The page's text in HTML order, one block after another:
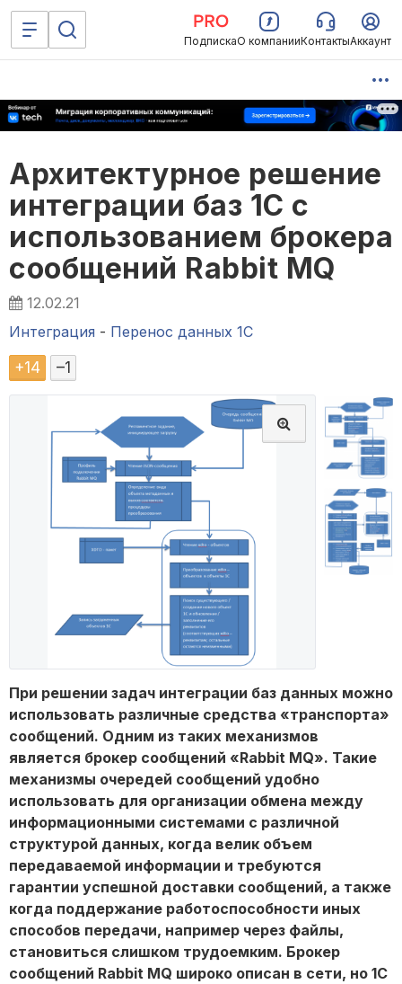
ПодпискаО компанииКонтактыАккаунт
Архитектурное решение
интеграции баз 1С с
использованием брокера
сообщений Rabbit MQ
12.02.21
Интеграция - Перенос данных 1C
+14 –1
При решении задач интеграции баз данных можно
использовать различные средства «транспорта»
сообщений. Одним из таких механизмов
является брокер сообщений «Rabbit MQ». Такие
механизмы очередей сообщений удобно
использовать для организации обмена между
информационными системами с различной
структурой данных, когда велик объем
передаваемой информации и требуются
гарантии успешной доставки сообщений, а также
когда поддержание работоспособности иных
способов передачи, например через файлы,
становиться слишком трудоемким. Брокер
сообщений Rabbit MQ широко описан в сети, но 1С